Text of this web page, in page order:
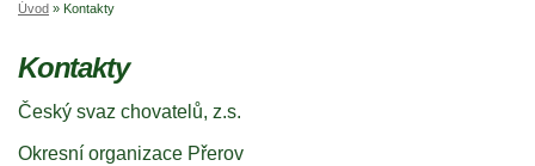
Úvod » Kontakty
Kontakty
Český svaz chovatelů, z.s.
Okresní organizace Přerov